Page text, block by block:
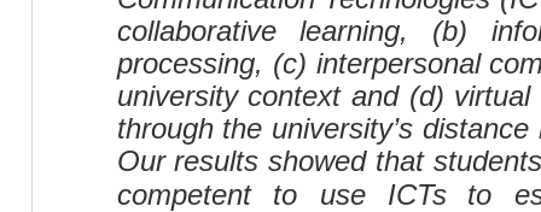
collaborative learning, (b)
processing, (c) interpersonal
university contextand (d) virtual
through the university’s
Our results showed that
competent to use ICTs
to